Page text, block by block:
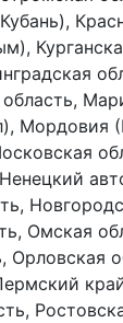
область,
Мордовия
Омская
Орловская